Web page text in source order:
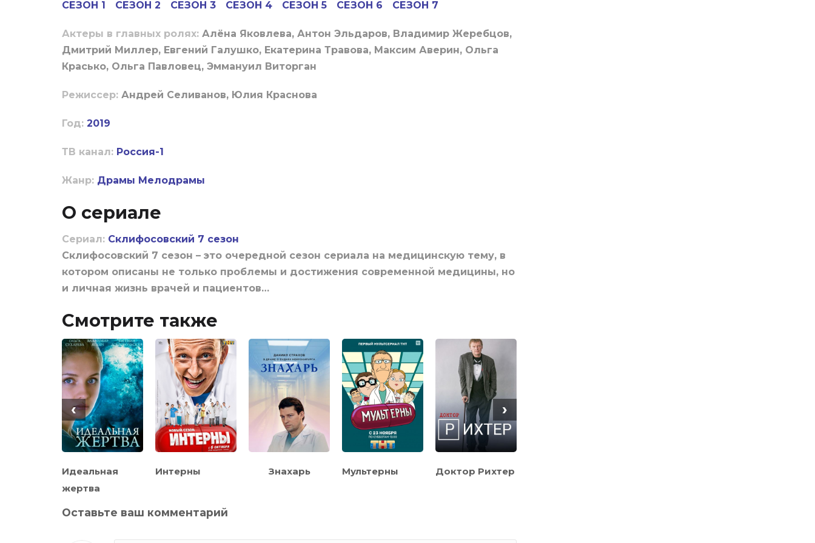
СЕЗОН 1 СЕЗОН 2 СЕЗОН 3 СЕЗОН 4 СЕЗОН 5 СЕЗОН 6 СЕЗОН 7
Актеры в главных ролях: Алёна Яковлева, Антон Эльдаров, Владимир Жеребцов,
Дмитрий Миллер, Евгений Галушко, Екатерина Травова, Максим Аверин, Ольга
Красько, Ольга Павловец, Эммануил Виторган
Режиссер: Андрей Селиванов, Юлия Краснова
Год: 2019
ТВ канал: Россия-1
Жанр: Драмы Мелодрамы
О сериале
Сериал: Склифосовский 7 сезон
Склифосовский 7 сезон – это очередной сезон сериала на медицинскую тему, в
котором описаны не только проблемы и достижения современной медицины, но
и личная жизнь врачей и пациентов…
Смотрите также
Идеальная
жертва
Интерны Знахарь Мультерны Доктор Рихтер
‹ ›
Оставьте ваш комментарий